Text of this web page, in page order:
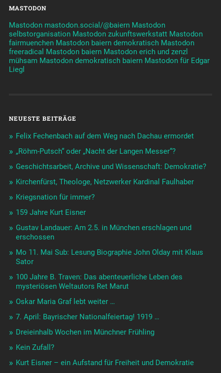
MASTODON
Mastodon mastodon.social/@baiern Mastodon
selbstorganisation Mastodon zukunftswerkstatt Mastodon
fairmuenchen Mastodon baiern demokratisch Mastodon
freeradical Mastodon baiern Mastodon erich und zenzl
mühsam Mastodon demokratisch baiern Mastodon für Edgar
Liegl
NEUESTE BEITRÄGE
Felix Fechenbach auf dem Weg nach Dachau ermordet
„Röhm-Putsch“ oder „Nacht der Langen Messer“?
Geschichtsarbeit, Archive und Wissenschaft: Demokratie?
Kirchenfürst, Theologe, Netzwerker Kardinal Faulhaber
Kriegsnation für immer?
159 Jahre Kurt Eisner
Gustav Landauer: Am 2.5. in München erschlagen und
erschossen
Mo 11. Mai Sub: Lesung Biographie John Olday mit Klaus
Sator
100 Jahre B. Traven: Das abenteuerliche Leben des
mysteriösen Weltautors Ret Marut
Oskar Maria Graf lebt weiter …
7. April: Bayrischer Nationalfeiertag! 1919 …
Dreieinhalb Wochen im Münchner Frühling
Kein Zufall?
Kurt Eisner – ein Aufstand für Freiheit und Demokratie